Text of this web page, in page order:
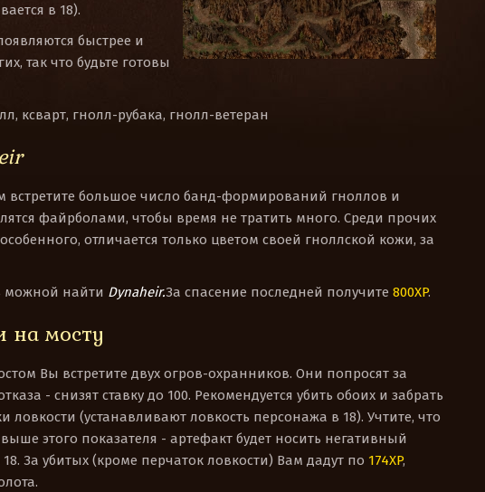
в 18).
быстрее и
так что будьте готовы
ксварт, гнолл-рубака, гнолл-ветеран
встретите большое число банд-формирований гноллов и
файрболами, чтобы время не тратить много. Среди прочих
отличается только цветом своей гноллской кожи, за
можной найти Dynaheir.За спасение последней получите 800XP.
на мосту
Вы встретите двух огров-охранников. Они попросят за
- снизят ставку до 100. Рекомендуется убить обоих и забрать
(устанавливают ловкость персонажа в 18). Учтите, что
этого показателя - артефакт будет носить негативный
За убитых (кроме перчаток ловкости) Вам дадут по 174XP,